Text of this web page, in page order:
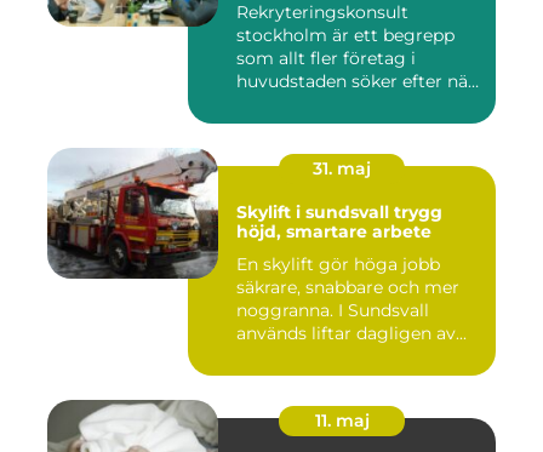
Rekryteringskonsult
stockholm är ett begrepp
som allt fler företag i
huvudstaden söker efter när
31. maj
Skylift i sundsvall trygg
höjd, smartare arbete
En skylift gör höga jobb
säkrare, snabbare och mer
noggranna. I Sundsvall
används liftar dagligen av...
11. maj